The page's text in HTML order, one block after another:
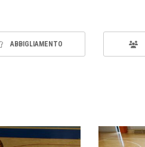
ABBIGLIAMENTO